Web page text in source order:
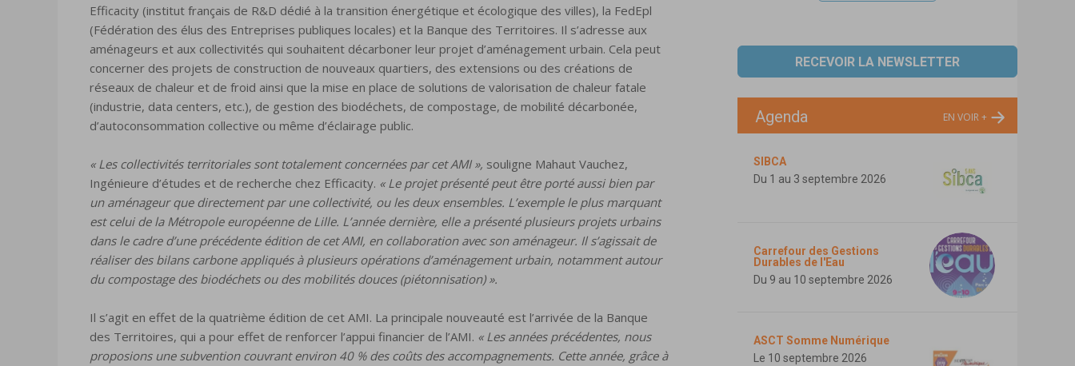
Efficacity (institut français de R&D dédié à la transition énergétique et écologique des villes), la FedEpl
(Fédération des élus des Entreprises publiques locales) et la Banque des Territoires. Il s’adresse aux
aménageurs et aux collectivités qui souhaitent décarboner leur projet d’aménagement urbain. Cela peut
concerner des projets de construction de nouveaux quartiers, des extensions ou des créations de
réseaux de chaleur et de froid ainsi que la mise en place de solutions de valorisation de chaleur fatale
(industrie, data centers, etc.), de gestion des biodéchets, de compostage, de mobilité décarbonée,
d’autoconsommation collective ou même d’éclairage public.
« Les collectivités territoriales sont totalement concernées par cet AMI », souligne Mahaut Vauchez,
Ingénieure d’études et de recherche chez Efficacity. « Le projet présenté peut être porté aussi bien par
un aménageur que directement par une collectivité, ou les deux ensembles. L’exemple le plus marquant
est celui de la Métropole européenne de Lille. L’année dernière, elle a présenté plusieurs projets urbains
dans le cadre d’une précédente édition de cet AMI, en collaboration avec son aménageur. Il s’agissait de
réaliser des bilans carbone appliqués à plusieurs opérations d’aménagement urbain, notamment autour
du compostage des biodéchets ou des mobilités douces (piétonnisation) ».
Il s’agit en effet de la quatrième édition de cet AMI. La principale nouveauté est l’arrivée de la Banque
des Territoires, qui a pour effet de renforcer l’appui financier de l’AMI. « Les années précédentes, nous
proposions une subvention couvrant environ 40 % des coûts des accompagnements. Cette année, grâce à
RECEVOIR LA NEWSLETTER
Agenda EN VOIR +
SIBCA
Du 1 au 3 septembre 2026
Carrefour des Gestions
Durables de l'Eau
Du 9 au 10 septembre 2026
ASCT Somme Numérique
Le 10 septembre 2026